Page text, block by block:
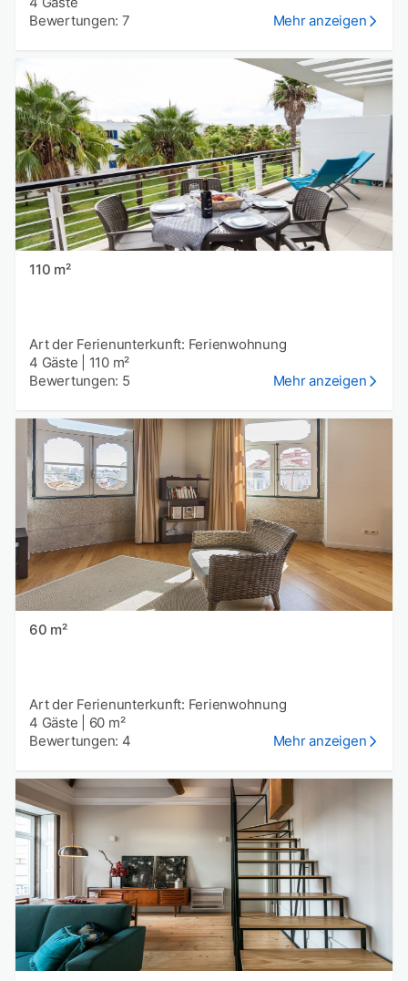
Bewertungen: 7
Mehr anzeigen
110 m²
Art der Ferienunterkunft: Ferienwohnung
4 Gäste
110 m²
Bewertungen: 5
Mehr anzeigen
60 m²
Art der Ferienunterkunft: Ferienwohnung
4 Gäste
60 m²
Bewertungen: 4
Mehr anzeigen